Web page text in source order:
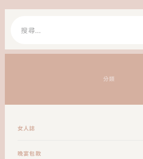
鍵
分類
女人誌
晚宴包款